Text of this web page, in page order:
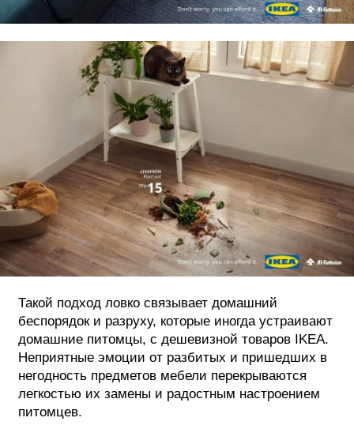
Такой подход ловко связывает домашний
беспорядок и разруху, которые иногда устраивают
домашние питомцы, с дешевизной товаров IKEA.
Неприятные эмоции от разбитых и пришедших в
негодность предметов мебели перекрываются
легкостью их замены и радостным настроением
питомцев.